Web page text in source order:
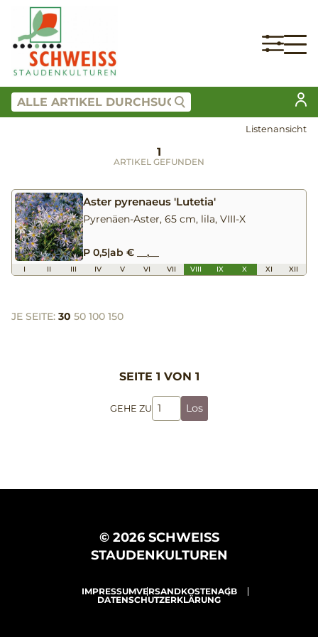
Listenansicht
1
ARTIKEL GEFUNDEN
Aster pyrenaeus 'Lutetia'
Pyrenäen-Aster, 65 cm, lila, VIII-X
P 0,5|ab € __,__
I II III IV V VI VII VIII IX X XI XII
JE SEITE: 30 50 100 150
SEITE 1 VON 1
GEHE ZU Los
© 2026 SCHWEISS
STAUDENKULTUREN
IMPRESSUMVERSANDKOSTENAGB
DATENSCHUTZERKLÄRUNG